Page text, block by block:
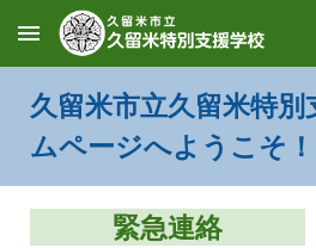
Skip to main content
久留米市立久留米特
ムページへようこそ！
緊急連絡